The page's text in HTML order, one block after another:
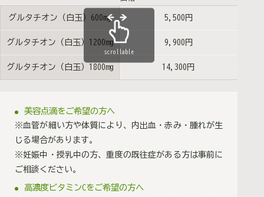
グルタチオン（白玉）600mg 5,500円
グルタチオン（白玉）1200mg 9,900円
グルタチオン（白玉）1800mg 14,300円
scrollable
美容点滴をご希望の方へ
※血管が細い方や体質により、内出血・赤み・腫れが生
じる場合があります。
※妊娠中・授乳中の方、重度の既往症がある方は事前に
ご相談ください。
高濃度ビタミンCをご希望の方へ